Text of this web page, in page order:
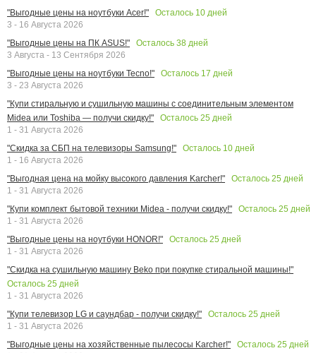
"Выгодные цены на ноутбуки Acer!"
Осталось 10 дней
3 - 16 Августа 2026
"Выгодные цены на ПК ASUS!"
Осталось 38 дней
3 Августа - 13 Сентября 2026
"Выгодные цены на ноутбуки Tecno!"
Осталось 17 дней
3 - 23 Августа 2026
"Купи стиральную и сушильную машины с соединительным элементом
Midea или Toshiba — получи скидку!"
Осталось 25 дней
1 - 31 Августа 2026
"Скидка за СБП на телевизоры Samsung!"
Осталось 10 дней
1 - 16 Августа 2026
"Выгодная цена на мойку высокого давления Karcher!"
Осталось 25 дней
1 - 31 Августа 2026
"Купи комплект бытовой техники Midea - получи скидку!"
Осталось 25 дней
1 - 31 Августа 2026
"Выгодные цены на ноутбуки HONOR!"
Осталось 25 дней
1 - 31 Августа 2026
"Скидка на сушильную машину Beko при покупке стиральной машины!"
Осталось 25 дней
1 - 31 Августа 2026
"Купи телевизор LG и саундбар - получи скидку!"
Осталось 25 дней
1 - 31 Августа 2026
"Выгодные цены на хозяйственные пылесосы Karcher!"
Осталось 25 дней